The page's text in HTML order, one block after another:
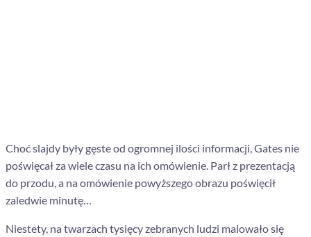
Choć slajdy były gęste od ogromnej ilości informacji, Gates nie
poświęcał za wiele czasu na ich omówienie. Parł z prezentacją
do przodu, a na omówienie powyższego obrazu poświęcił
zaledwie minutę…
Niestety, na twarzach tysięcy zebranych ludzi malowało się